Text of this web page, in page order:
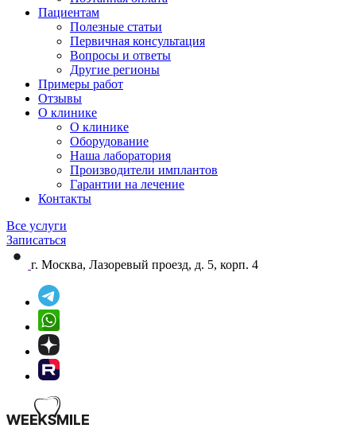
Пациентам
Полезные статьи
Первичная консультация
Вопросы и ответы
Другие регионы
Примеры работ
Отзывы
О клинике
О клинике
Оборудование
Наша лаборатория
Производители имплантов
Гарантии на лечение
Контакты
Все услуги
Записаться
г. Москва, Лазоревый проезд, д. 5, корп. 4